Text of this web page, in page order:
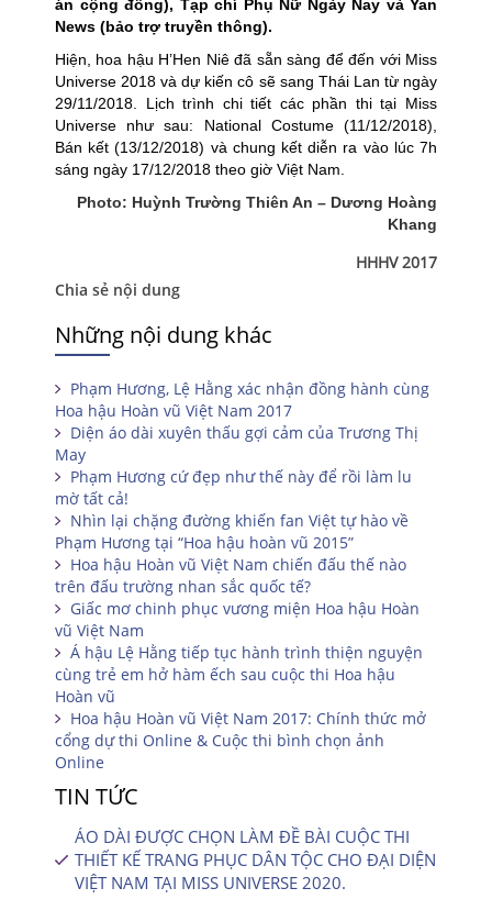
án cộng đồng), Tạp chí Phụ Nữ Ngày Nay và Yan
News (bảo trợ truyền thông).
Hiện, hoa hậu H’Hen Niê đã sẵn sàng để đến với Miss
Universe 2018 và dự kiến cô sẽ sang Thái Lan từ ngày
29/11/2018. Lịch trình chi tiết các phần thi tại Miss
Universe như sau: National Costume (11/12/2018),
Bán kết (13/12/2018) và chung kết diễn ra vào lúc 7h
sáng ngày 17/12/2018 theo giờ Việt Nam.
Photo: Huỳnh Trường Thiên An – Dương Hoàng
Khang
HHHV 2017
Chia sẻ nội dung
Những nội dung khác
Phạm Hương, Lệ Hằng xác nhận đồng hành cùng
Hoa hậu Hoàn vũ Việt Nam 2017
Diện áo dài xuyên thấu gợi cảm của Trương Thị
May
Phạm Hương cứ đẹp như thế này để rồi làm lu
mờ tất cả!
Nhìn lại chặng đường khiến fan Việt tự hào về
Phạm Hương tại “Hoa hậu hoàn vũ 2015”
Hoa hậu Hoàn vũ Việt Nam chiến đấu thế nào
trên đấu trường nhan sắc quốc tế?
Giấc mơ chinh phục vương miện Hoa hậu Hoàn
vũ Việt Nam
Á hậu Lệ Hằng tiếp tục hành trình thiện nguyện
cùng trẻ em hở hàm ếch sau cuộc thi Hoa hậu
Hoàn vũ
Hoa hậu Hoàn vũ Việt Nam 2017: Chính thức mở
cổng dự thi Online & Cuộc thi bình chọn ảnh
Online
TIN TỨC
ÁO DÀI ĐƯỢC CHỌN LÀM ĐỀ BÀI CUỘC THI
THIẾT KẾ TRANG PHỤC DÂN TỘC CHO ĐẠI DIỆN
VIỆT NAM TẠI MISS UNIVERSE 2020.